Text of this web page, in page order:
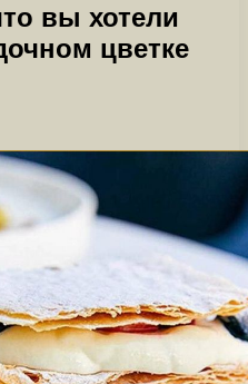
вы хотели
цветке